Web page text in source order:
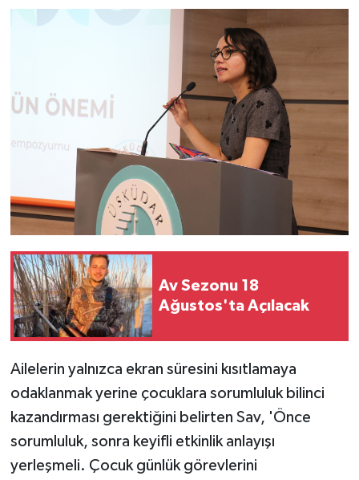
Av Sezonu 18
Ağustos'ta Açılacak
Ailelerin yalnızca ekran süresini kısıtlamaya
odaklanmak yerine çocuklara sorumluluk bilinci
kazandırması gerektiğini belirten Sav, 'Önce
sorumluluk, sonra keyifli etkinlik anlayışı
yerleşmeli. Çocuk günlük görevlerini